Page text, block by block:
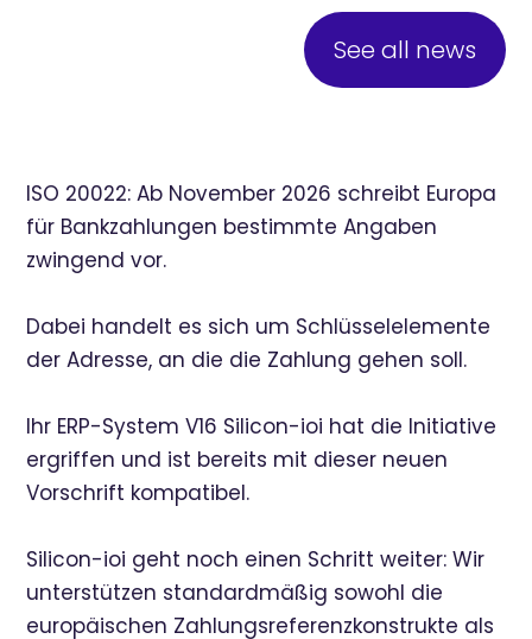
See all news
ISO 20022: Ab November 2026 schreibt Europa
für Bankzahlungen bestimmte Angaben
zwingend vor.
Dabei handelt es sich um Schlüsselelemente
der Adresse, an die die Zahlung gehen soll.
Ihr ERP-System V16 Silicon-ioi hat die Initiative
ergriffen und ist bereits mit dieser neuen
Vorschrift kompatibel.
Silicon-ioi geht noch einen Schritt weiter: Wir
unterstützen standardmäßig sowohl die
europäischen Zahlungsreferenzkonstrukte als